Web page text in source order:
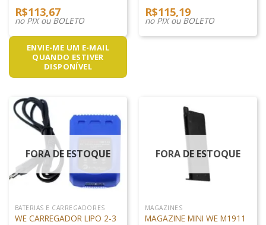
R$113,67
no PIX ou BOLETO
ENVIE-ME UM E-MAIL
QUANDO ESTIVER
DISPONÍVEL
R$115,19
no PIX ou BOLETO
FORA DE ESTOQUE
BATERIAS E CARREGADORES
WE CARREGADOR LIPO 2-3
FORA DE ESTOQUE
MAGAZINES
MAGAZINE MINI WE M1911